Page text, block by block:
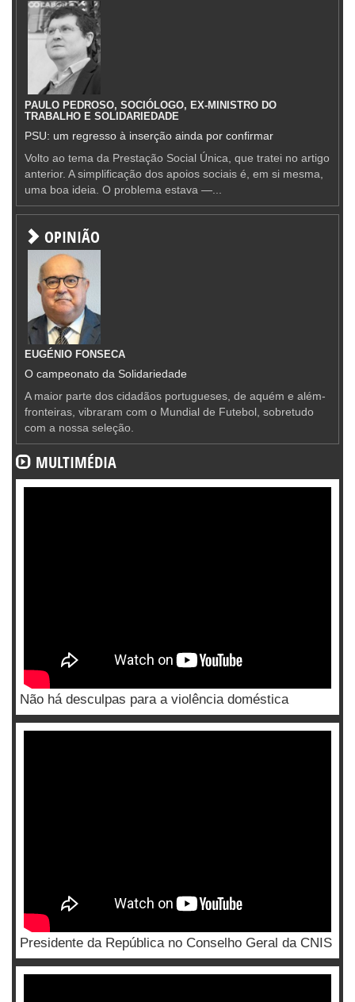
PAULO PEDROSO, SOCIÓLOGO, EX-MINISTRO DO
TRABALHO E SOLIDARIEDADE
PSU: um regresso à inserção ainda por confirmar
Volto ao tema da Prestação Social Única, que tratei no artigo
anterior. A simplificação dos apoios sociais é, em si mesma,
uma boa ideia. O problema estava —...
OPINIÃO
EUGÉNIO FONSECA
O campeonato da Solidariedade
A maior parte dos cidadãos portugueses, de aquém e além-
fronteiras, vibraram com o Mundial de Futebol, sobretudo
com a nossa seleção.
MULTIMÉDIA
Não há desculpas para a violência doméstica
Presidente da República no Conselho Geral da CNIS